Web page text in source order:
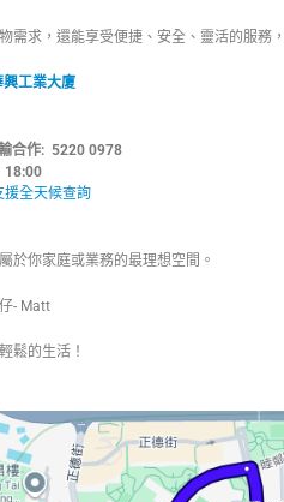
需求，還能享受便捷、安全、靈活的服務
工業大廈
線：
合作: 5220 0978
– 18:00
全天候查詢
於你家庭或業務的最理想空間。
- Matt
鬆的生活！